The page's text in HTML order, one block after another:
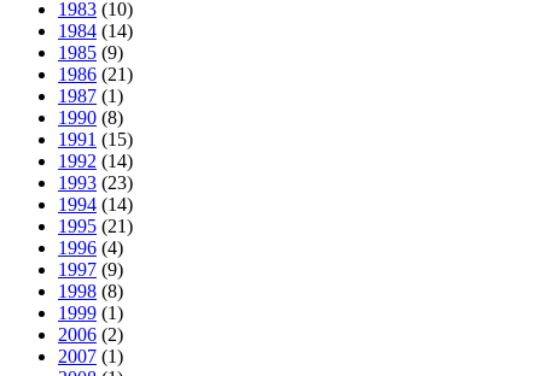
1983 (10)
1984 (14)
1985 (9)
1986 (21)
1987 (1)
1990 (8)
1991 (15)
1992 (14)
1993 (23)
1994 (14)
1995 (21)
1996 (4)
1997 (9)
1998 (8)
1999 (1)
2006 (2)
2007 (1)